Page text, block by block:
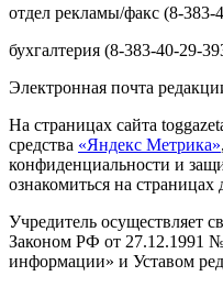
отдел рекламы/факс (8-383-
бухгалтерия (8-383-40-29-
Электронная почта
На страницах сайта
средства «Яндекс Метрика»,
конфиденциальности и
ознакомиться на страницах
Учредитель осуществляет
Законом РФ от 27.12.1991
информации» и Уставом